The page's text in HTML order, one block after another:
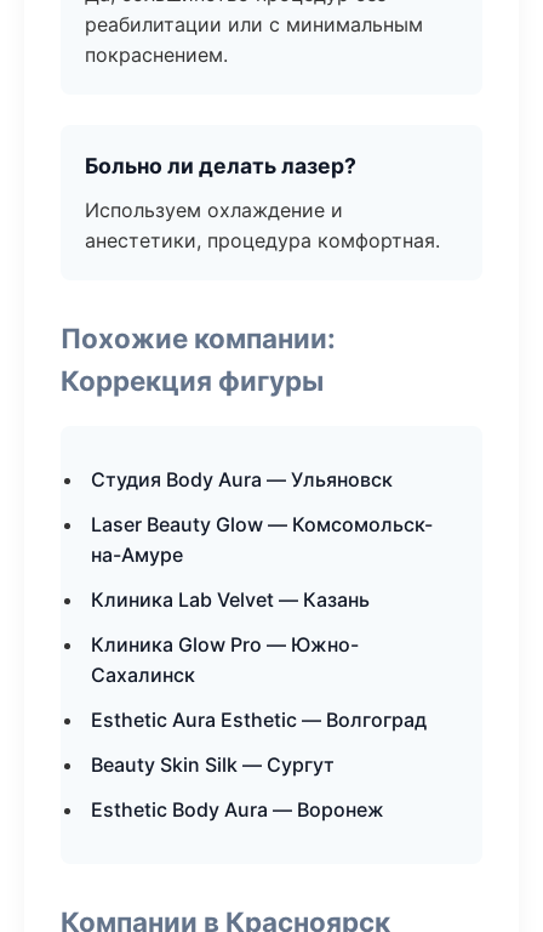
реабилитации или с минимальным
покраснением.
Больно ли делать лазер?
Используем охлаждение и
анестетики, процедура комфортная.
Похожие компании:
Коррекция фигуры
Студия Body Aura — Ульяновск
Laser Beauty Glow — Комсомольск-
на-Амуре
Клиника Lab Velvet — Казань
Клиника Glow Pro — Южно-
Сахалинск
Esthetic Aura Esthetic — Волгоград
Beauty Skin Silk — Сургут
Esthetic Body Aura — Воронеж
Компании в Красноярск